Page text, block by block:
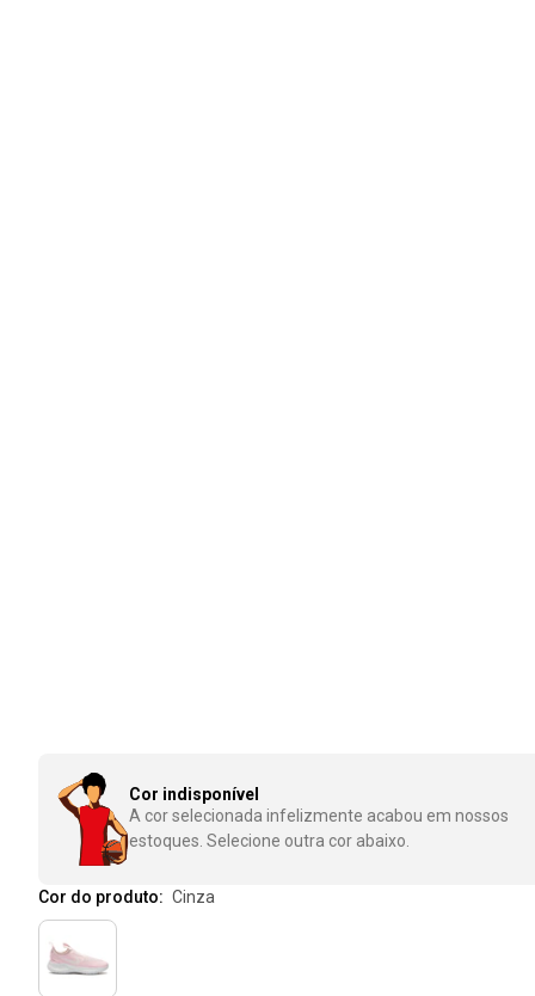
Cor indisponível
A cor selecionada infelizmente acabou em nossos
estoques. Selecione outra cor abaixo.
Cor do produto: cinza